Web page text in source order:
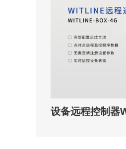
设备远程控制器